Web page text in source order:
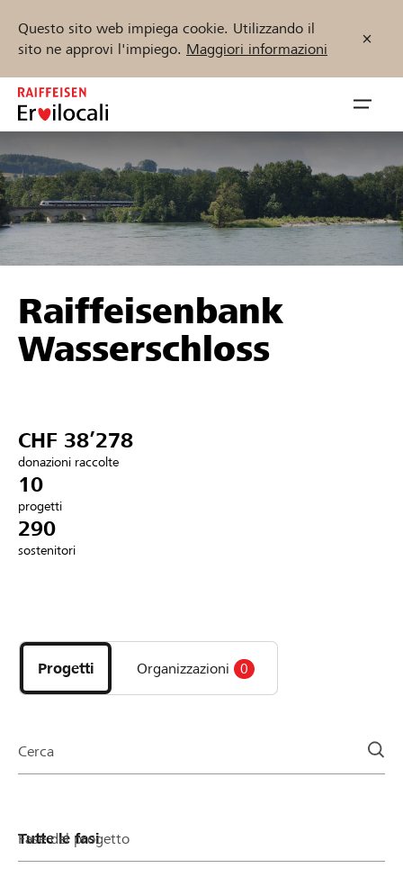
Questo sito web impiega cookie. Utilizzando il
sito ne approvi l'impiego. Maggiori informazioni
Zum
Inhalt
springen
öffnen
Sostenere
Aiuto & supporto
Collegarsi
Trova progetti e organizzazioni
Inizia ora
DE FR IT
Raiffeisenbank
Wasserschloss
CHF 38’278
donazioni raccolte
10
progetti
290
sostenitori
i
progetti
e
della
Progetti Organizzazioni 0
Cerca
Fase del progetto